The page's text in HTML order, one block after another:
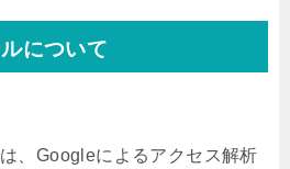
について
、Googleによるアクセス解析